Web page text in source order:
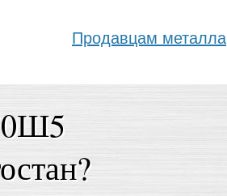
Продавцам металла